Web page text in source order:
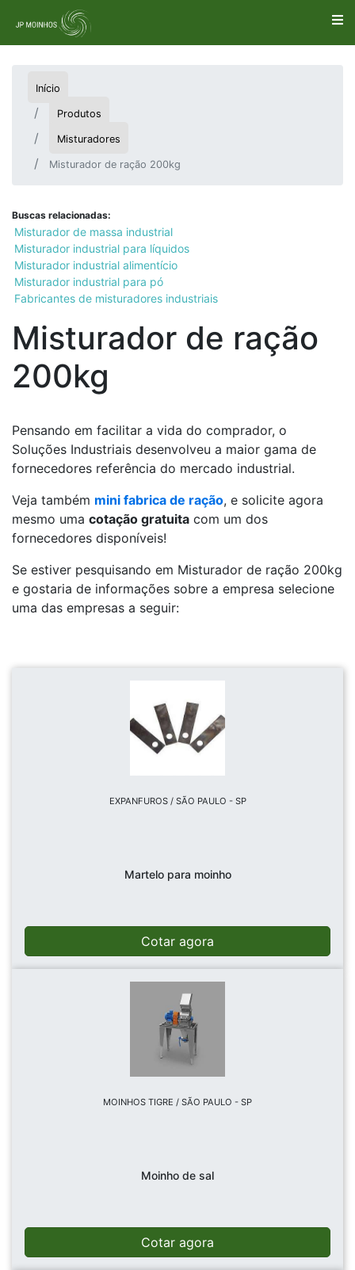
Início
Produtos
Misturadores
Misturador de ração 200kg
Buscas relacionadas:
Misturador de massa industrial
Misturador industrial para líquidos
Misturador industrial alimentício
Misturador industrial para pó
Fabricantes de misturadores industriais
Misturador de ração
200kg
Pensando em facilitar a vida do comprador, o
Soluções Industriais desenvolveu a maior gama de
fornecedores referência do mercado industrial.
Veja também mini fabrica de ração, e solicite agora
mesmo uma cotação gratuita com um dos
fornecedores disponíveis!
Se estiver pesquisando em Misturador de ração 200kg
e gostaria de informações sobre a empresa selecione
uma das empresas a seguir:
EXPANFUROS / SÃO PAULO - SP
Martelo para moinho
Cotar agora
MOINHOS TIGRE / SÃO PAULO - SP
Moinho de sal
Cotar agora